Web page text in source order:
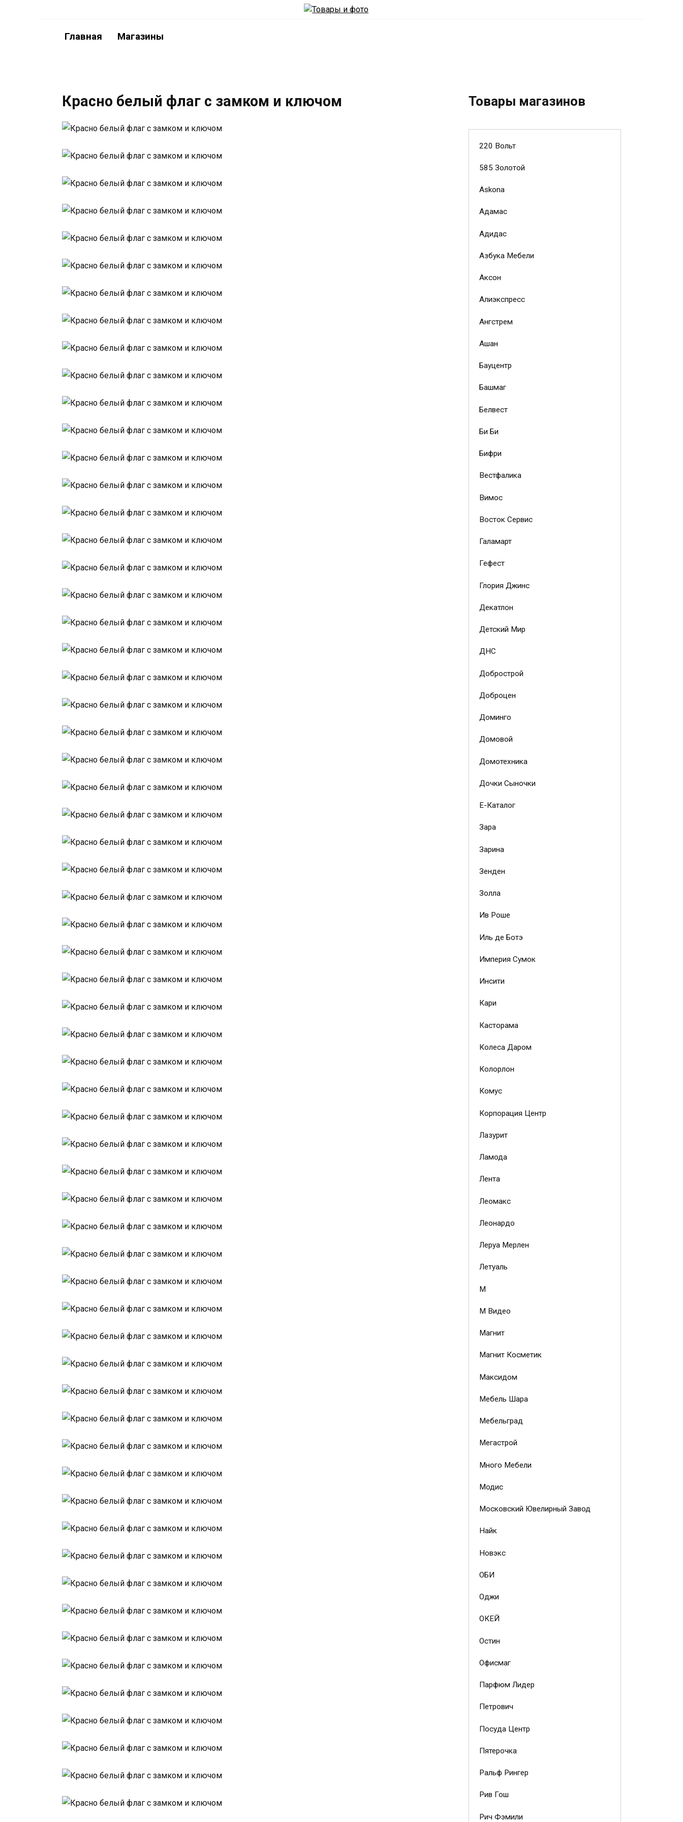
Главная Магазины
Красно белый флаг с замком и ключом Товары магазинов
220 Вольт
585 Золотой
Askona
Адамас
Адидас
Азбука Мебели
Аксон
Алиэкспресс
Ангстрем
Ашан
Бауцентр
Башмаг
Белвест
Би Би
Бифри
Вестфалика
Вимос
Восток Сервис
Галамарт
Гефест
Глория Джинс
Декатлон
Детский Мир
ДНС
Добрострой
Доброцен
Доминго
Домовой
Домотехника
Дочки Сыночки
Е-Каталог
Зара
Зарина
Зенден
Золла
Ив Роше
Иль де Ботэ
Империя Сумок
Инсити
Кари
Касторама
Колеса Даром
Колорлон
Комус
Корпорация Центр
Лазурит
Ламода
Лента
Леомакс
Леонардо
Леруа Мерлен
Летуаль
М
М Видео
Магнит
Магнит Косметик
Максидом
Мебель Шара
Мебельград
Мегастрой
Много Мебели
Модис
Московский Ювелирный Завод
Найк
Новэкс
ОБИ
Оджи
ОКЕЙ
Остин
Офисмаг
Парфюм Лидер
Петрович
Посуда Центр
Пятерочка
Ральф Рингер
Рив Гош
Рич Фэмили